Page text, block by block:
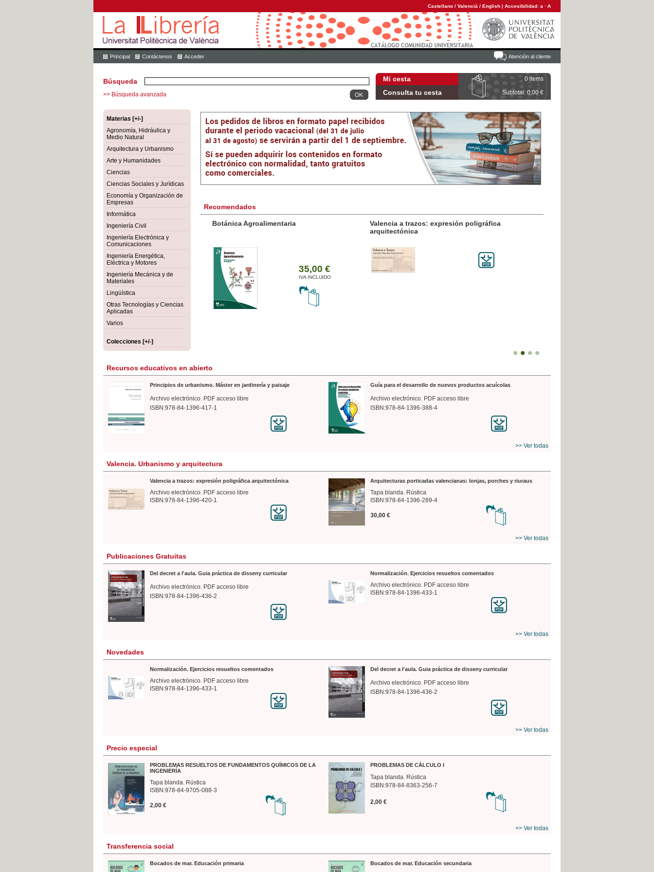
Castellano / Valencià / English | Accesibilidad: a · A
Atención al cliente
Principal Contáctenos Acceder
Mi cesta 0 items
Consulta tu cesta Subtotal: 0,00 €
Búsqueda
>> Búsqueda avanzada
Materias [+/-]
Agronomía, Hidráulica y
Medio Natural
Arquitectura y Urbanismo
Arte y Humanidades
Ciencias
Ciencias Sociales y Jurídicas
Economía y Organización de
Empresas
Informática
Ingeniería Civil
Ingeniería Electrónica y
Comunicaciones
Ingeniería Energética,
Eléctrica y Motores
Ingeniería Mecánica y de
Materiales
Lingüística
Otras Tecnologías y Ciencias
Aplicadas
Varios
Colecciones [+/-]
Recomendados
Botánica Agroalimentaria
35,00 €
IVA INCLUIDO
Valencia a trazos: expresión poligráfica
arquitectónica
Recursos educativos en abierto
Principios de urbanismo. Máster en jardinería y paisaje
Archivo electrónico. PDF acceso libre
ISBN:978-84-1396-417-1
Guía para el desarrollo de nuevos productos acuícolas
Archivo electrónico. PDF acceso libre
ISBN:978-84-1396-388-4
>> Ver todas
Valencia. Urbanismo y arquitectura
Valencia a trazos: expresión poligráfica arquitectónica
Archivo electrónico. PDF acceso libre
ISBN:978-84-1396-420-1
Arquitecturas porticadas valencianas: lonjas, porches y riuraus
Tapa blanda. Rústica
ISBN:978-84-1396-289-4
30,00 €
>> Ver todas
Publicaciones Gratuitas
Del decret a l'aula. Guia práctica de disseny curricular
Archivo electrónico. PDF acceso libre
ISBN:978-84-1396-436-2
Normalización. Ejercicios resueltos comentados
Archivo electrónico. PDF acceso libre
ISBN:978-84-1396-433-1
>> Ver todas
Novedades
Normalización. Ejercicios resueltos comentados
Archivo electrónico. PDF acceso libre
ISBN:978-84-1396-433-1
Del decret a l'aula. Guia práctica de disseny curricular
Archivo electrónico. PDF acceso libre
ISBN:978-84-1396-436-2
>> Ver todas
Precio especial
PROBLEMAS RESUELTOS DE FUNDAMENTOS QUÍMICOS DE LA
INGENIERÍA
Tapa blanda. Rústica
ISBN:978-84-9705-088-3
2,00 €
PROBLEMAS DE CÁLCULO I
Tapa blanda. Rústica
ISBN:978-84-8363-256-7
2,00 €
>> Ver todas
Transferencia social
Bocados de mar. Educación primaria Bocados de mar. Educación secundaria